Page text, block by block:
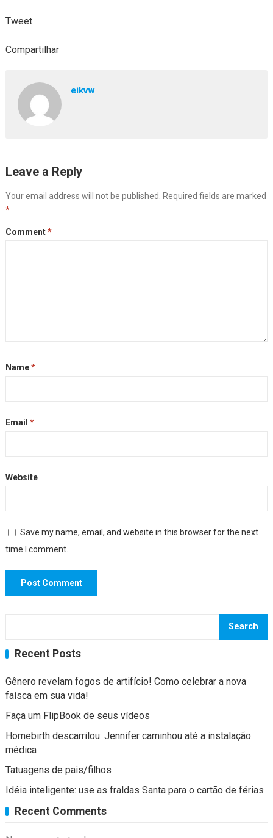
Tweet
Compartilhar
eikvw
Leave a Reply
Your email address will not be published.
Required fields are marked
*
Comment*
Name*
Email *
Website
Save my name, email, and website in this browser for the next
time I comment.
Search
Recent Posts
Gênero revelam fogos de artifício! Como celebrar a nova
faísca em sua vida!
Faça um FlipBook de seus vídeos
Homebirth descarrilou: Jennifer caminhou até a instalação
médica
Tatuagens de pais/filhos
Idéia inteligente: use as fraldas Santa para o cartão de férias
Recent Comments